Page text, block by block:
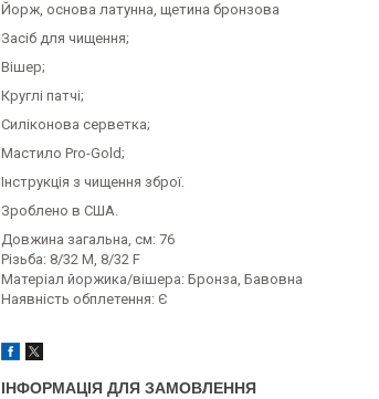
Йорж, основа латунна, щетина бронзова
Засіб для чищення;
Вішер;
Круглі патчі;
Силіконова серветка;
Мастило Pro-Gold;
Інструкція з чищення зброї.
Зроблено в США.
Довжина загальна, см: 76
Різьба: 8/32 M, 8/32 F
Матеріал йоржика/вішера: Бронза, Бавовна
Наявність обплетення: Є
ІНФОРМАЦІЯ ДЛЯ ЗАМОВЛЕННЯ